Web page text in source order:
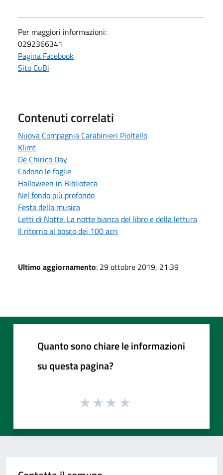
Per maggiori informazioni:
0292366341
Pagina Facebook
Sito CuBi
Contenuti correlati
Nuova Compagnia Carabinieri Pioltello
Klimt
De Chirico Day
Cadono le foglie
Halloween in Biblioteca
Nel fondo più profondo
Festa della musica
Letti di Notte. La notte bianca del libro e della lettura
Il ritorno al bosco dei 100 acri
Ultimo aggiornamento: 29 ottobre 2019, 21:39
Quanto sono chiare le informazioni
su questa pagina?